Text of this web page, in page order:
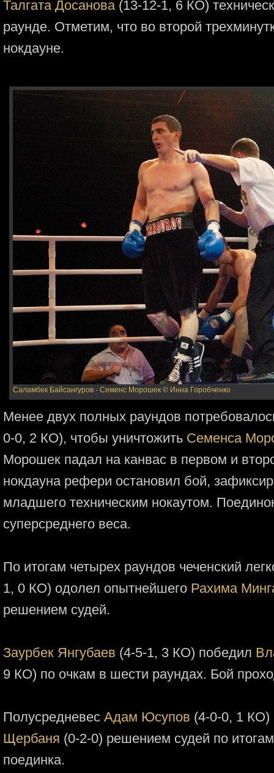
Талгата Досанова(13-12-1, 6 КО)
раунде. Отметим, что во второй
нокдауне.
Саламбек Байсангуров - Семенс Морошек © Инна Горобченко
Менее двух полных раундов
0-0, 2 КО), чтобы уничтожить Семенса
Морошек падал на канвас в первом и
нокдауна рефери остановил бой,
младшего техническим нокаутом.
суперсреднего веса.
По итогам четырех раундов чеченский
1, 0 КО) одолел опытнейшего Рахима
решением судей.
Заурбек Янгубаев (4-5-1, 3 КО) победил
9 КО) по очкам в шести раундах. Бой
Полусредневес Адам Юсупов (4-0-0, 1
Щербаня (0-2-0) решением судей по
поединка.